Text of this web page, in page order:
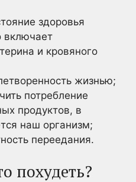
здоровья
включает
и кровяного
жизнью;
потребление
продуктов, в
наш организм;
переедания.
похудеть?